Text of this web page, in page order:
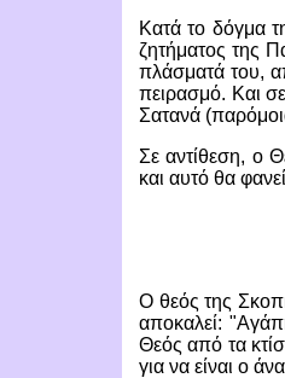
Κατά το δόγμα
ζητήματος της
πλάσματά του,
πειρασμό. Και
Σατανά
Σε αντίθεση, ο
και αυτό θα
Ο θεός της
αποκαλεί:
Θεός από τα
για να είναι ο